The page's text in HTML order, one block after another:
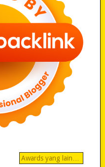
Awards yang lain…